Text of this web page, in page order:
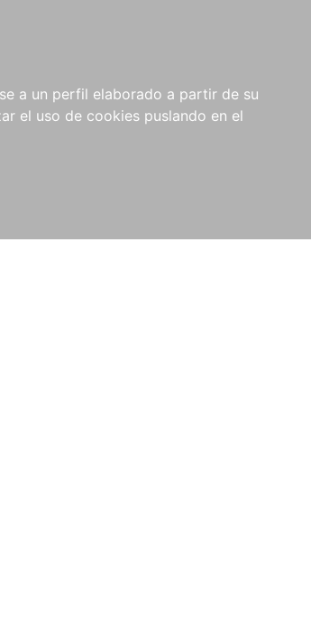
a un perfil elaborado a partir de su
el uso de cookies puslando en el